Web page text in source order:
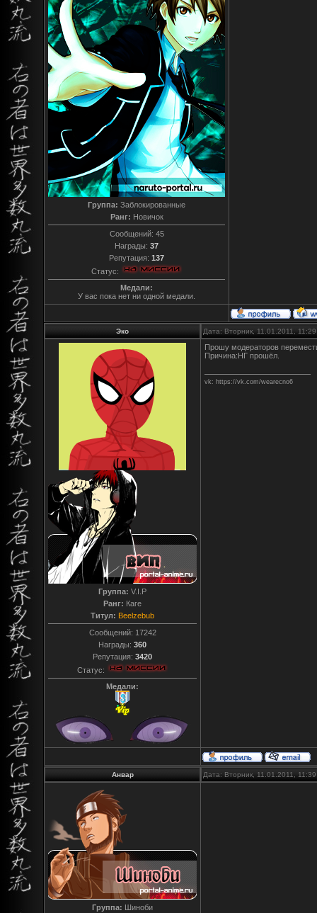
Группа: Заблокированные
Ранг: Новичок
Сообщений: 45
Награды: 37
Репутация: 137
Статус:
Медали:
У вас пока нет ни одной медали.
Эко Дата: Вторник, 11.01.2011,
Группа: V.I.P
Ранг: Каге
Титул: Beelzebub
Сообщений: 17242
Награды: 360
Репутация: 3420
Статус:
Медали:
Прошу модераторов
Причина:НГ прошёл.
vk: https://vk.com/wearecno6
Анвар Дата: Вторник, 11.01.2011,
Группа: Шиноби